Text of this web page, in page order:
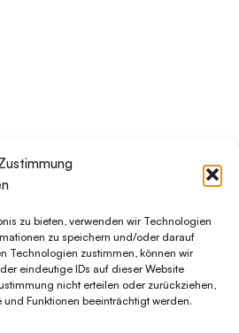
zu bieten, verwenden wir Technologien
zu speichern und/oder darauf
Technologien zustimmen, können wir
eindeutige IDs auf dieser Website
nicht erteilen oder zurückziehen,
Funktionen beeinträchtigt werden.